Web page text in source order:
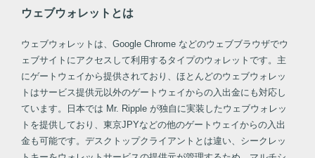
ウェブウォレットとは
ウェブウォレットは、Google Chrome などのウェブブラウザでウ
ェブサイトにアクセスして利用するタイプのウォレットです。主
にゲートウェイから提供されており、ほとんどのウェブウォレッ
トはサービス提供元以外のゲートウェイからの入出金にも対応し
ています。日本では Mr. Ripple が独自に実装したウェブウォレッ
トを提供しており、東京JPYなどの他のゲートウェイからの入出
金も可能です。デスクトップクライアントとは違い、シークレッ